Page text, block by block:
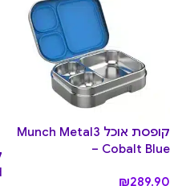
קופסת אוכל Munch Metal3
– Cobalt Blue
₪289.90